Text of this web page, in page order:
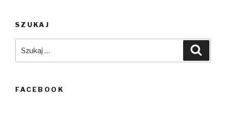
SZUKAJ
FACEBOOK